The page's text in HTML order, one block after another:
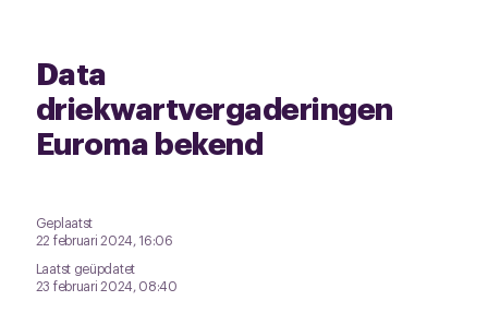
Data
driekwartvergaderingen
Euroma bekend
Geplaatst
22 februari 2024, 16:06
Laatst geüpdatet
23 februari 2024, 08:40